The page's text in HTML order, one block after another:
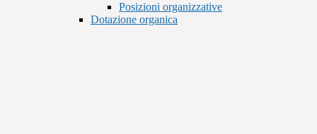
Posizioni organizzative
Dotazione organica